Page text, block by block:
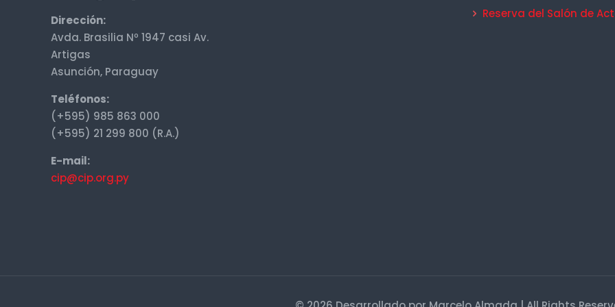
Dirección:
Avda. Brasilia Nº 1947 casi Av.
Artigas
Asunción, Paraguay
Teléfonos:
(+595) 985 863 000
(+595) 21 299 800 (R.A.)
E-mail:
cip@cip.org.py
Reserva del Salón de